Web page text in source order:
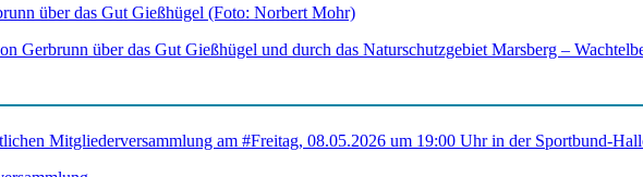
Gerbrunn über das Gut Gießhügel und durch das Naturschutzgebiet Marsberg –